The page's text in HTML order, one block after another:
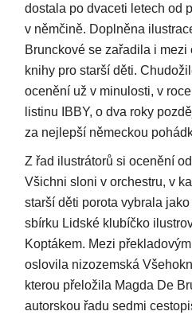
dostala po dvaceti letech od
v němčině. Doplněna
Brunckové se zařadila i
knihy pro starší děti.
ocenění už v minulosti, v
listinu IBBY, o dva roky
za nejlepší německou
Z řad ilustrátorů si ocenění
Všichni sloni v orchestru, v
starší děti porota vybrala
sbírku Lidské klubíčko
Koptákem. Mezi
oslovila nizozemská
kterou přeložila Magda De
autorskou řadu sedmi